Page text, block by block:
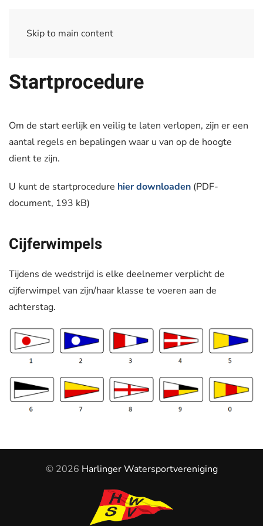
Skip to main content
Startprocedure
Om de start eerlijk en veilig te laten verlopen, zijn er een
aantal regels en bepalingen waar u van op de hoogte
dient te zijn.
U kunt de startprocedure hier downloaden (PDF-
document, 193 kB)
Cijferwimpels
Tijdens de wedstrijd is elke deelnemer verplicht de
cijferwimpel van zijn/haar klasse te voeren aan de
achterstag.
© 2026 Harlinger Watersportvereniging